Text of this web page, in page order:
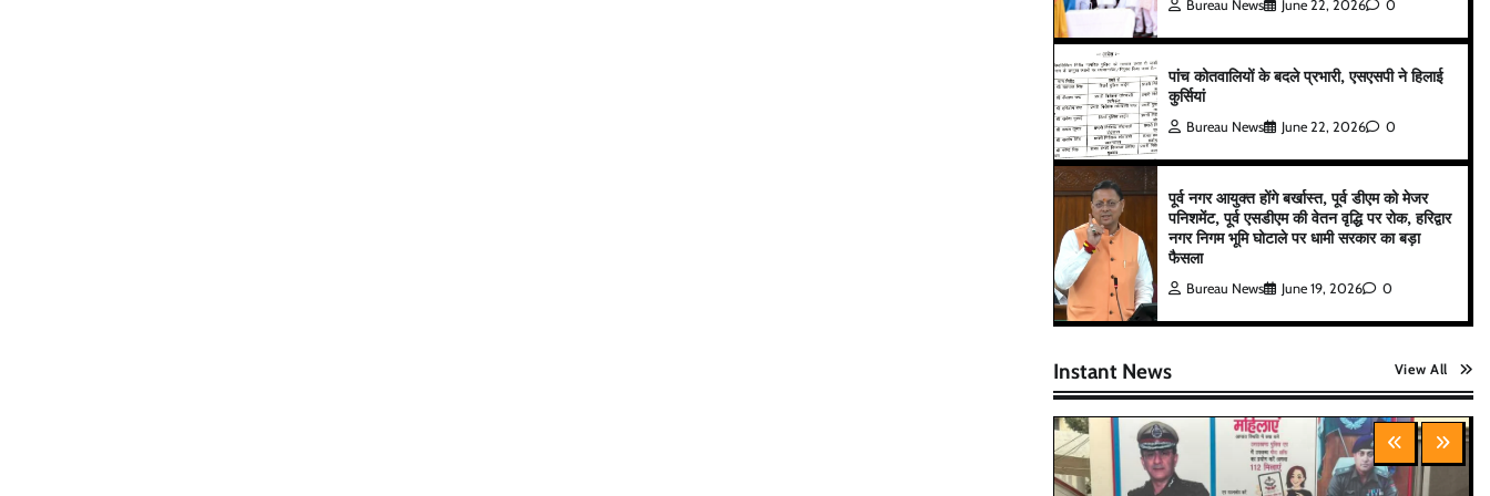
Bureau News June 22, 2026 0
पांच कोतवालियों के बदले प्रभारी, एसएसपी ने हिलाई
कुर्सियां
Bureau News June 22, 2026 0
पूर्व नगर आयुक्त होंगे बर्खास्त, पूर्व डीएम को मेजर
पनिशमेंट, पूर्व एसडीएम की वेतन वृद्धि पर रोक, हरिद्वार
नगर निगम भूमि घोटाले पर धामी सरकार का बड़ा
फैसला
Bureau News June 19, 2026 0
Instant News View All